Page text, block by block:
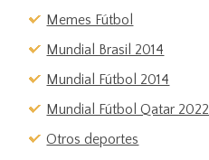
Memes Fútbol
Mundial Brasil 2014
Mundial Fútbol 2014
Mundial Fútbol Qatar 2022
Otros deportes